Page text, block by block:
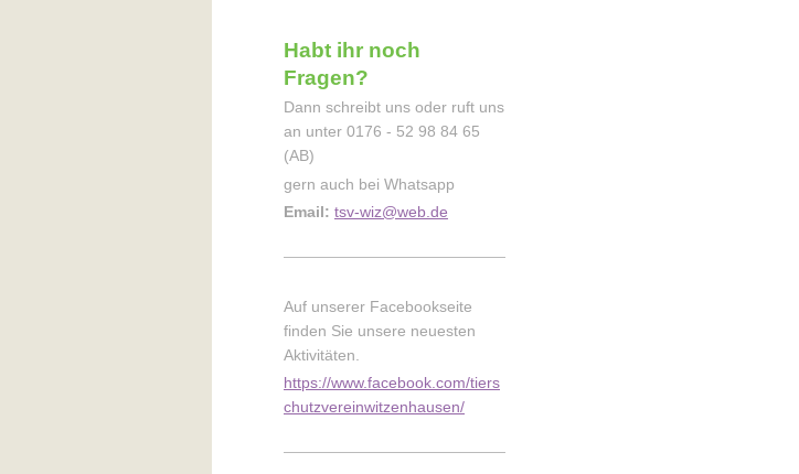
Habt ihr noch
Fragen?
Dann schreibt uns oder ruft uns
an unter 0176 - 52 98 84 65
(AB)
gern auch bei Whatsapp
Email: tsv-wiz@web.de
Auf unserer Facebookseite
finden Sie unsere neuesten
Aktivitäten.
https://www.facebook.com/tiers
chutzvereinwitzenhausen/